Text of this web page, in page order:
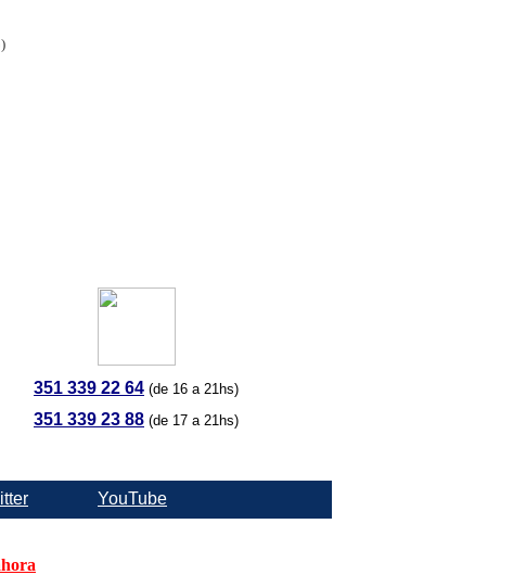
351 339 22 64 (de 16 a 21hs)
351 339 23 88 (de 17 a 21hs)
YouTube